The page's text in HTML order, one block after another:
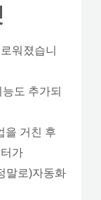
워졌습니
도 추가되
을 거친 후
가
말로)자동화